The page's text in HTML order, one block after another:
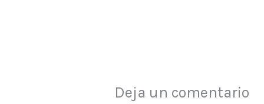
Deja un comentario